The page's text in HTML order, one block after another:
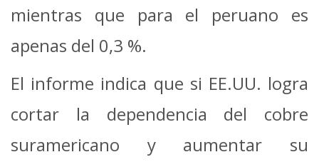
mientras que para el peruano es
apenas del 0,3 %.
El informe indica que si EE.UU. logra
cortar la dependencia del cobre
suramericano y aumentar su